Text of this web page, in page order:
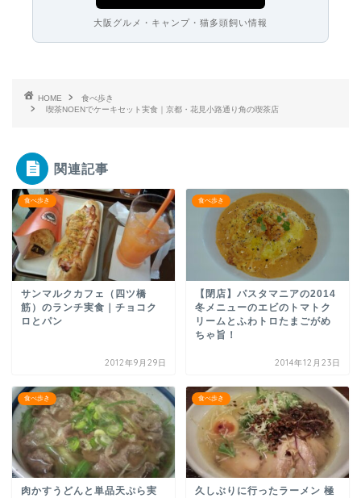
大阪グルメ・キャンプ・猫多頭飼い情報
HOME
食べ歩き
喫茶NOENでケーキセット実食｜京都・花見小路通り角の喫茶店
関連記事
食べ歩き
サンマルクカフェ（四ツ橋
筋）のランチ実食｜チョコク
ロとパン
2012年9月29日
食べ歩き
【閉店】パスタマニアの2014
冬メニューのエビのトマトク
リームとふわトロたまごがめ
ちゃ旨！
2014年12月23日
食べ歩き
肉かすうどんと単品天ぷら実
食べ歩き
久しぶりに行ったラーメン 極